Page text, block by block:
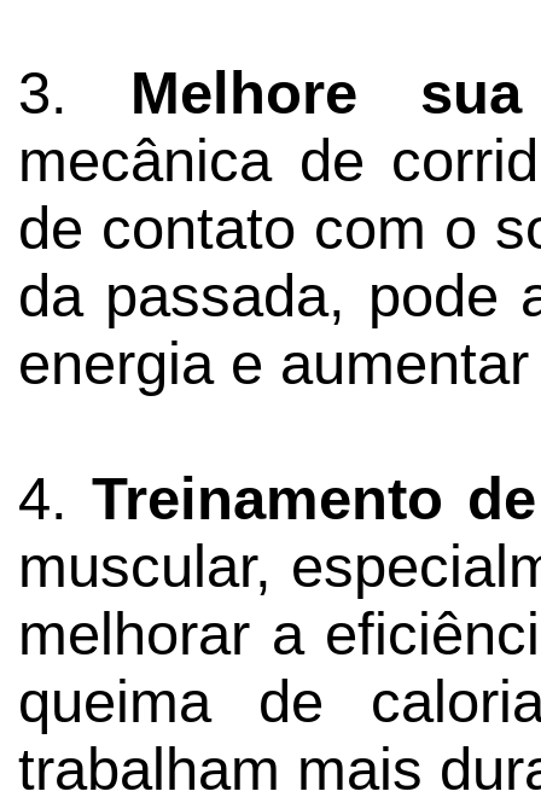
3. Melhore
mecânica de
de contato com o
da passada, pode
energia e
4. Treinamento
muscular,
melhorar a
queima de
trabalham mais